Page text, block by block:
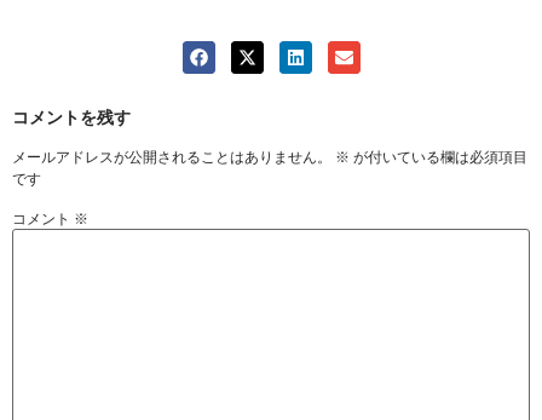
コメントを残す
メールアドレスが公開されることはありません。 ※ が付いている欄は必須項目
です
コメント ※